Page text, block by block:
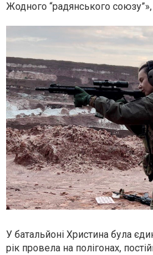
Жодного “радянського
У батальйоні Христина була
рік провела на полігонах,